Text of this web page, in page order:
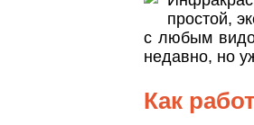
простой,
с любым
недавно, но
Как